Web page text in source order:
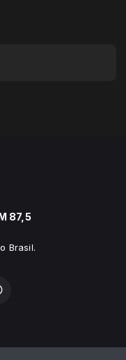
87,5
Brasil.